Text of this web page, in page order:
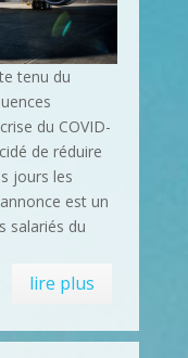
tenu du
du COVID-
de réduire
jours les
est un
salariés du
lire plus